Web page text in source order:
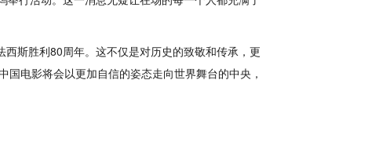
斯胜利80周年。这不仅是对历史的致敬和传承，更
电影将会以更加自信的姿态走向世界舞台的中央，